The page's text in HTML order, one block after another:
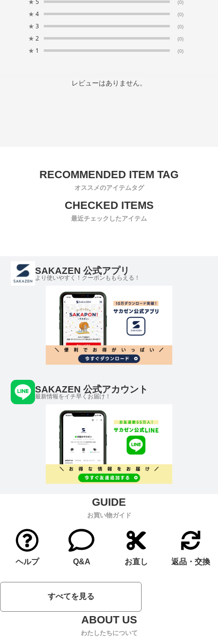
(0)
★ 4 (0)
★ 3 (0)
★ 2 (0)
★ 1 (0)
レビューはありません。
オススメのアイテムタグ
最近チェックしたアイテム
SAKAZEN 公式アプリ
より使いやすく！クーポンももらえる！
SAKAZEN 公式アカウント
最新情報をイチ早くお届け！
お買い物ガイド
ヘルプ Q&A お直し 返品・交換
すべてを見る
わたしたちについて